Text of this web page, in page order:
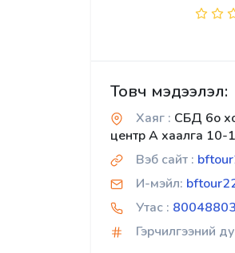
Товч мэдээлэл:
Хаяг : СБД 6о
центр А хаалга 10-
Вэб сайт :
И-мэйл:
Утас : 80048803
Гэрчилгээний